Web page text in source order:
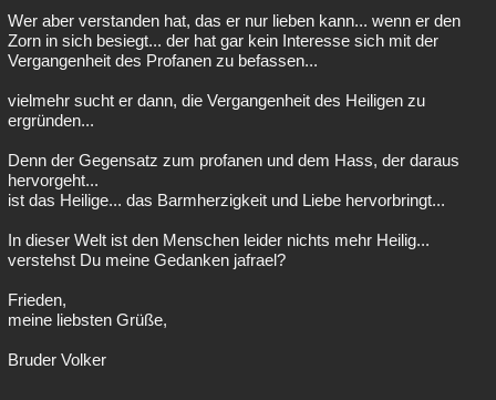
Wer aber verstanden hat, das er nur lieben kann... wenn er den
Zorn in sich besiegt... der hat gar kein Interesse sich mit der
Vergangenheit des Profanen zu befassen...
vielmehr sucht er dann, die Vergangenheit des Heiligen zu
ergründen...
Denn der Gegensatz zum profanen und dem Hass, der daraus
hervorgeht...
ist das Heilige... das Barmherzigkeit und Liebe hervorbringt...
In dieser Welt ist den Menschen leider nichts mehr Heilig...
verstehst Du meine Gedanken jafrael?
Frieden,
meine liebsten Grüße,
Bruder Volker